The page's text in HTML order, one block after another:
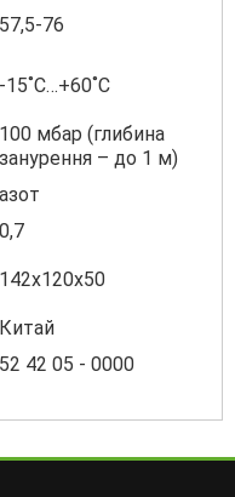
57,5-76
-15˚С…+60˚С
100 мбар (глибина
занурення – до 1 м)
азот
0,7
142x120x50
Китай
52 42 05 - 0000